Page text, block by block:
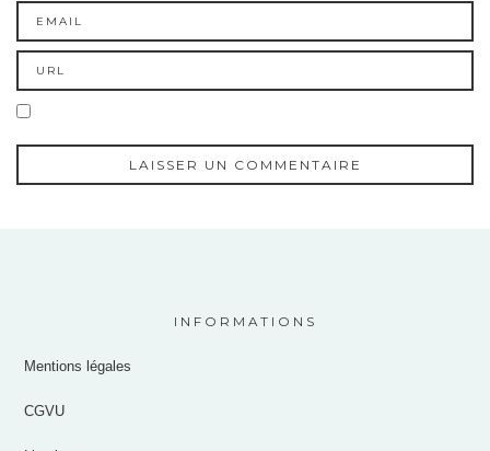
INFORMATIONS
Mentions légales
CGVU